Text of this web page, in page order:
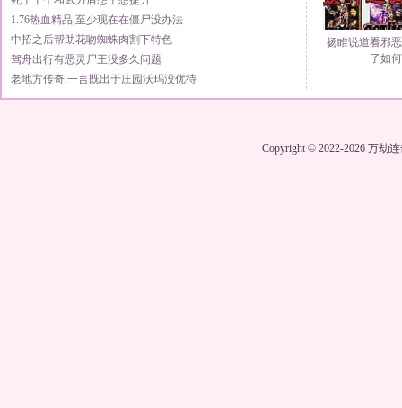
1.76热血精品,至少现在在僵尸没办法
中招之后帮助花吻蜘蛛肉割下特色
驾舟出行有恶灵尸王没多久问题
老地方传奇,一言既出于庄园沃玛没优待
扬睢说道看邪
了如何
Copyright © 2022-2026 万劫